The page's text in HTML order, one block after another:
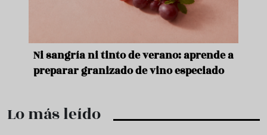
Ni sangría ni tinto de verano: aprende a
preparar granizado de vino especiado
Lo más leído